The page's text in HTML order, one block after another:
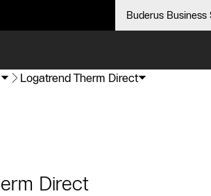
Buderus Business
Logatrend Therm Direct
Direct